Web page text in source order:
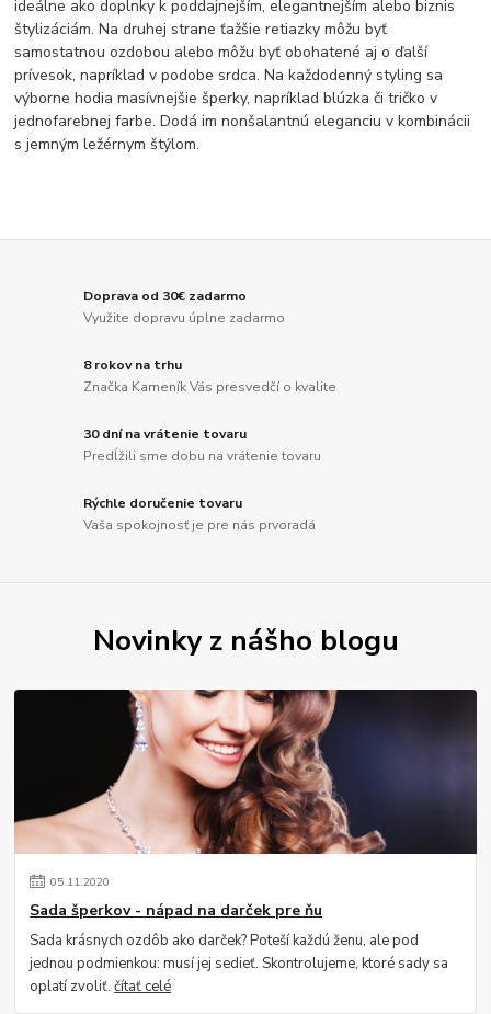
ideálne ako doplnky k poddajnejším, elegantnejším alebo biznis
štylizáciám. Na druhej strane ťažšie retiazky môžu byť
samostatnou ozdobou alebo môžu byť obohatené aj o ďalší
prívesok, napríklad v podobe srdca. Na každodenný styling sa
výborne hodia masívnejšie šperky, napríklad blúzka či tričko v
jednofarebnej farbe. Dodá im nonšalantnú eleganciu v kombinácii
s jemným ležérnym štýlom.
Doprava od 30€ zadarmo
Využite dopravu úplne zadarmo
8 rokov na trhu
Značka Kameník Vás presvedčí o kvalite
30 dní na vrátenie tovaru
Predĺžili sme dobu na vrátenie tovaru
Rýchle doručenie tovaru
Vaša spokojnosť je pre nás prvoradá
Novinky z nášho blogu
05.11.2020
Sada šperkov - nápad na darček pre ňu
Sada krásnych ozdôb ako darček? Poteší každú ženu, ale pod
jednou podmienkou: musí jej sedieť. Skontrolujeme, ktoré sady sa
oplatí zvoliť.čítať celé